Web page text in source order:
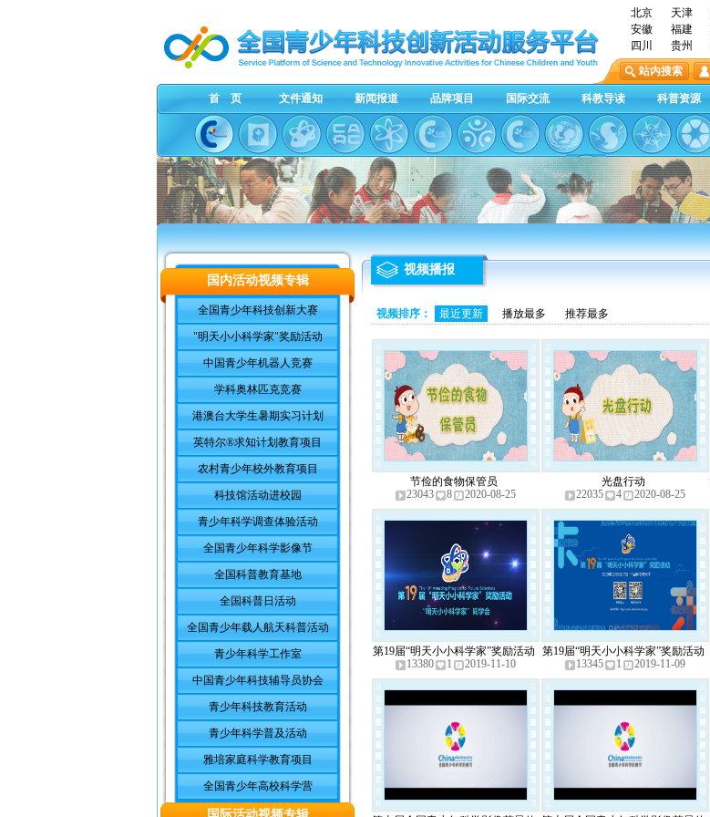
北京 天津
安徽
福建
四川
贵州
站内搜索
首 页 文件通知 新闻报道 品牌项目 国际交流 科教导读 科普资源
国内活动视频专辑
全国青少年科技创新大赛
"明天小小科学家"奖励活动
中国青少年机器人竞赛
学科奥林匹克竞赛
港澳台大学生暑期实习计划
英特尔®求知计划教育项目
农村青少年校外教育项目
科技馆活动进校园
青少年科学调查体验活动
全国青少年科学影像节
全国科普教育基地
全国科普日活动
全国青少年载人航天科普活动
青少年科学工作室
中国青少年科技辅导员协会
青少年科技教育活动
青少年科学普及活动
雅培家庭科学教育项目
全国青少年高校科学营
视频播报
视频排序： 最近更新 播放最多 推荐最多
节俭的食物保管员
23043
8 2020-08-25
光盘行动
22035
4 2020-08-25
第19届“明天小小科学家”奖励活动
同学会
13380 1 2019-11-10
第19届“明天小小科学家”奖励活动
宣传片
13345 1 2019-11-09